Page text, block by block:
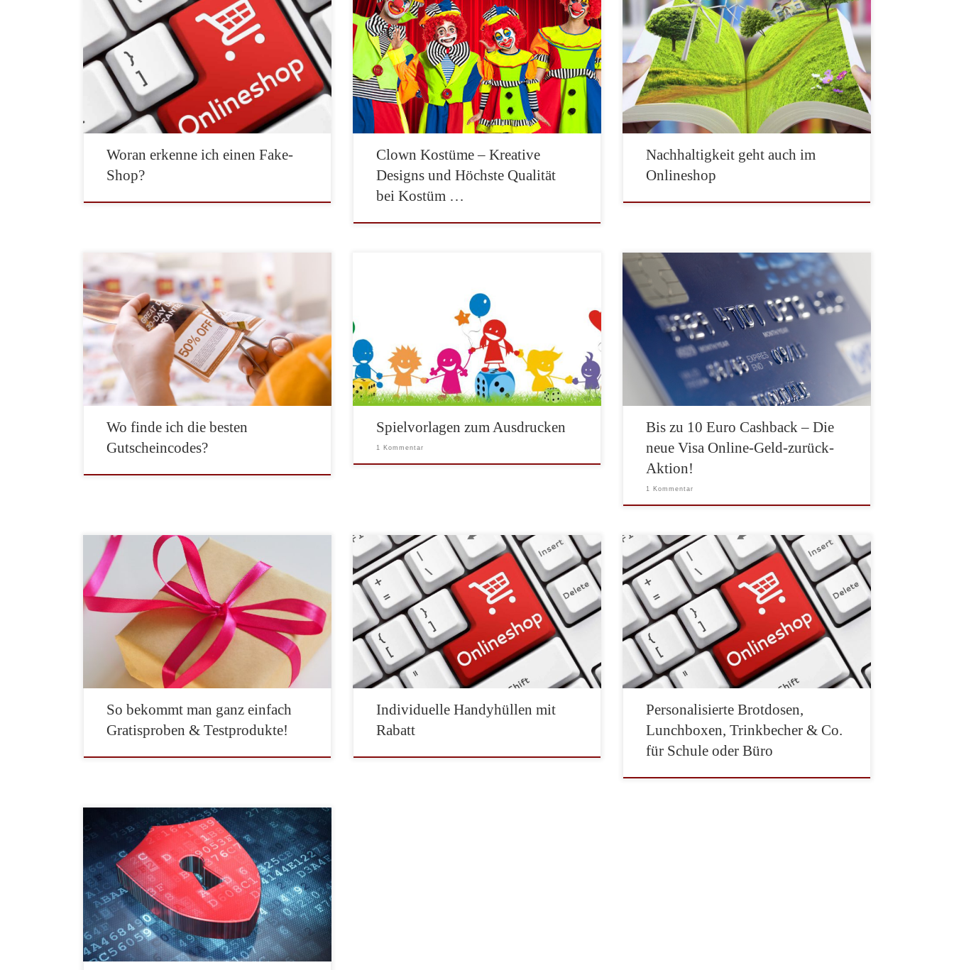
Der Onlinehandel ist in den letzten Jahren immer
beliebter geworden. Das liegt nicht zuletzt an der
großen Auswahl an Produkten und dem bequemen
Einkaufen von zu Hause aus. Allerdings gibt es auch
bei Onlinebestellungen einige Gefahren. So können
Sie leicht auf einen Fake-Shop hereinfallen, der Ihnen
gefälschte oder gar keine […]
Woran erkenne ich einen Fake-
Shop?
Ein fröhliches Lachen, verspielte Streiche und bunte
Farben – Clowns bringen uns zum Lachen und zaubern
uns ein Lächeln ins Gesicht. Wenn auch Sie das
clowneske Flair aufgreifen und in die Welt der Clowns
eintauchen möchten, dann ist der Online-Shop von
Kostüm Planet Ihre erste Anlaufstelle. Hier finden Sie
eine […]
Clown Kostüme – Kreative
Designs und Höchste Qualität
bei Kostüm …
Viele Kritiker vom Onlineshopping bemängeln eine
mangelnde Nachhaltigkeit beim Einkauf im Internet.
Aber ist das wirklich so? Einseitig betrachtet
verursacht die zusätzliche Verpackung und der
Paketversand zusätzlichen Müll und CO2-Ausstoß.
Aber schon dieses Hauptargument ist in vielen Fällen
nicht ganz richtig. Die Zustellung der Pakete
verursacht in vielen Fällen sogar […]
Nachhaltigkeit geht auch im
Onlineshop
Gutscheine erfreuen sich bei den Kunden einer sehr
großen Beliebtheit. Dies gilt für Rabatte ebenso wie
für Gutscheine, mit denen Sie bei einem bestimmten
Shop oder Anbieter einkaufen können. Im Internet gibt
es eine Vielzahl an Gutscheinaktionen. Achten Sie
immer darauf, dass die Codes von einem seriösen
Anbieter stammen. Leider […]
Wo finde ich die besten
Gutscheincodes?
das Kartenspiel Phase10 von Mattel oder das
Würfelspiel Kniffel von Schmidt Spiele, bei denen
zum Beispiel die Punkte auf einem Wertungsblatt
gezählt werden. In der Regel liegt bei gekauften
Spielen ein entsprechender Wertungsblock bei. Aber
was tun, wenn alle Blätter eines Blocks […]
Spielvorlagen zum Ausdrucken
1 Kommentar
Nach der regelmäßigen Geld-zurück-Aktion von VISA
gibt es jetzt eine neue Aktion, die speziell für
Onlinezahlungen gültig ist. Die neue Visa Online-
Geld-zurück-Aktion. Mit dieser Aktion können Sie
sich einen Cashback in Höhe von 2 Euro, 5 Euro oder
10 Euro erzahlen. Berücksichtigt werden bei der
Online-Geld-zurück-Aktion nur Online-
Bezahlvorgänge, die mit […]
Bis zu 10 Euro Cashback – Die
neue Visa Online-Geld-zurück-
Aktion!
1 Kommentar
Produkte mit nach Hause nehmen, ohne dafür zu
bezahlen? Oder sie sogar noch viel bequemer per Post
zugeschickt bekommen? Vielleicht ein hübsches
Zeitschriften-Abo oder ein Probierset an Gewürzen?
Dazu werden wohl nur die wenigsten Menschen
“Nein” sagen. Schon gar nicht, wenn statt einer
willkürlichen Zusammenstellung obendrein Produkte
bei Ihnen eintrudeln, […]
So bekommt man ganz einfach
Gratisproben & Testprodukte!
Auf Ihrem Smartphone sind persönliche Nachrichten,
Videos, Fotos, Adressen und zahlreiche weitere
Informationen gespeichert. Eine Handyhülle schützt
das Handy vor Kratzern und Beschädigungen durch
Stöße und sonstigen Einwirkungen von außen. Dafür
müssen Sie nicht zwingend eine unpersönliche
Schutzhülle kaufen. Eine Hülle mit einer Widmung,
einem tollen Motiv oder eine Foto […]
Individuelle Handyhüllen mit
Rabatt
Individualität liegt im Trend. Jeder möchte gerne
etwas einzigartiges haben. Fotogeschenke waren einer
der ersten Trends in vielen Onlineshops. Seitdem ist
viel passiert. Immer mehr Produkte können vom
Kunden individuell erstellt werden. MyMepal bietet
eine breite Produktpalette für die Aufbewahrung von
Lebensmittel und verspricht: „Entwerfen Sie Ihre
eigene Lunchbox, Trinkflasche […]
Personalisierte Brotdosen,
Lunchboxen, Trinkbecher & Co.
für Schule oder Büro
Bequemlichkeit ist ein großes Sicherheitsrisiko. Das
sieht man trotz regelmäßigen Nachrichten zu
gehackten Accounts und Konten auch an den jährlich
veröffentlichten Listen der beliebtesten Passwörtern.
Ungeachtet der Gefährdung durch Cyber-Kriminelle
oder professionellen Angriffen verschiedener Länder
tauchen immer noch altbekannte Passwörter wie
„password“, „qwertz“ oder einfach „1234567“ unter
den beliebtesten Passwörtern […]